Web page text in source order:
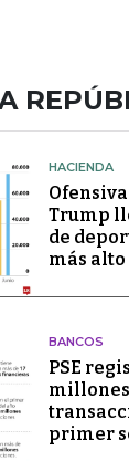
HACIENDA
Trump
de
más alto
BANCOS
PSE
primer